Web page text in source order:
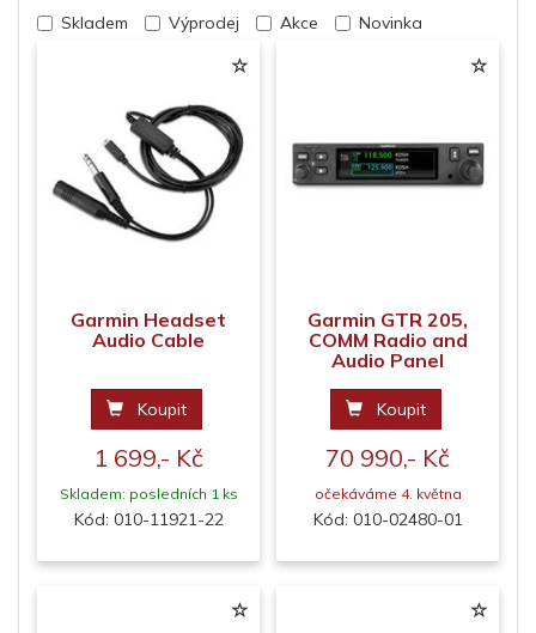
Skladem Výprodej Akce Novinka
Garmin Headset
Audio Cable
Koupit
1 699,- Kč
Skladem: posledních 1 ks
Kód: 010-11921-22
Garmin GTR 205,
COMM Radio and
Audio Panel
Koupit
70 990,- Kč
očekáváme 4. května
Kód: 010-02480-01